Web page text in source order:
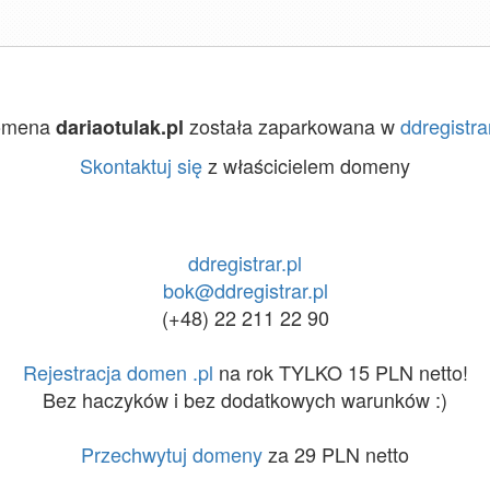
dariaotulak.pl została zaparkowana w
Skontaktuj sięz właścicielem domeny
ddregistrar.pl
bok@ddregistrar.pl
(+48) 22 211 22 90
Rejestracja domen .pl na rok TYLKO 15 PLN netto!
Bez haczyków i bez dodatkowych warunków :)
Przechwytuj domenyza 29 PLN netto